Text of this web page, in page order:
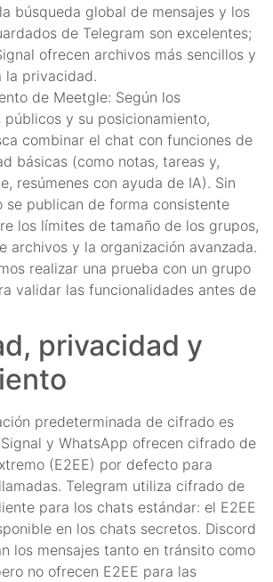
búsqueda global de mensajes y los
de Telegram son excelentes;
ofrecen archivos más sencillos y
la privacidad.
de Meetgle: Según los
públicos y su posicionamiento,
combinar el chat con funciones de
básicas (como notas, tareas y,
resúmenes con ayuda de IA). Sin
se publican de forma consistente
los límites de tamaño de los grupos,
archivos y la organización avanzada.
realizar una prueba con un grupo
validar las funcionalidades antes de
privacidad y
predeterminada de cifrado es
y WhatsApp ofrecen cifrado de
(E2EE) por defecto para
Telegram utiliza cifrado de
para los chats estándar: el E2EE
en los chats secretos. Discord
los mensajes tanto en tránsito como
no ofrecen E2EE para las